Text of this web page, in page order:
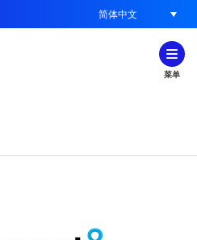
简体中文
菜单